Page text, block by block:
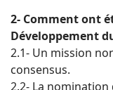
2- Comment ont
Développement
2.1- Un mission
consensus.
2.2- La nomination